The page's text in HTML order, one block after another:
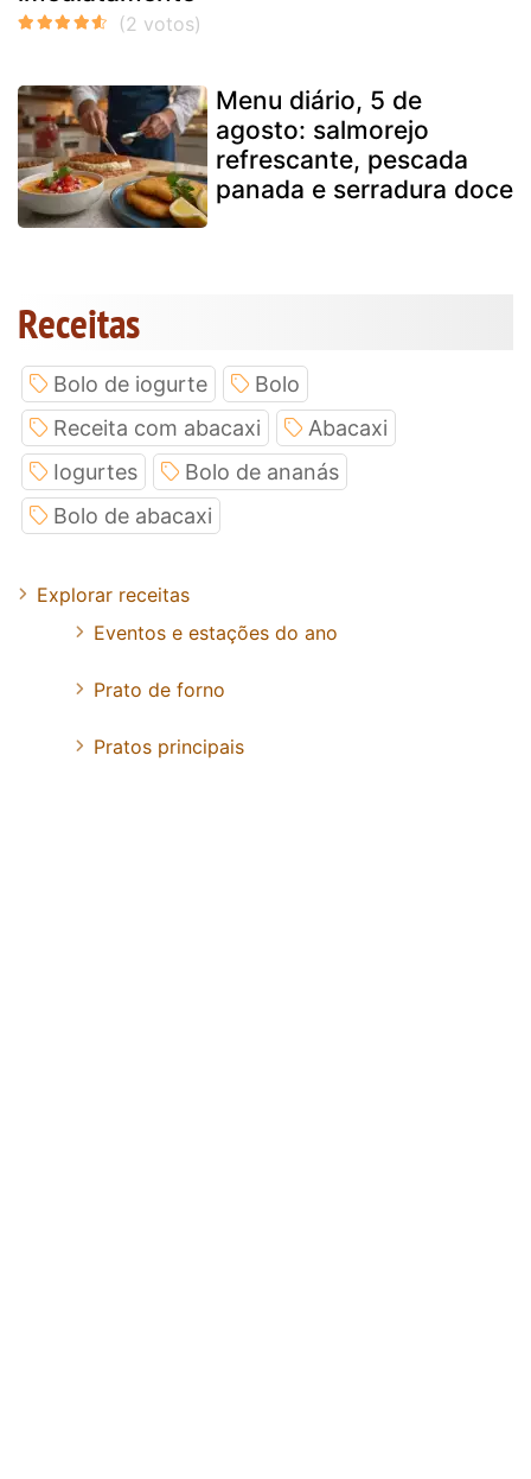
Menu diário, 5 de
agosto: salmorejo
refrescante, pescada
panada e serradura doce
Receitas
Bolo de iogurte
Bolo
Receita com abacaxi
Abacaxi
Iogurtes
Bolo de ananás
Bolo de abacaxi
Explorar receitas
Eventos e estações do ano
Prato de forno
Pratos principais